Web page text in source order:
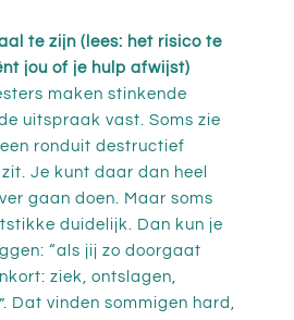
te zijn (lees: het risico te
jou of je hulp afwijst)
maken stinkende
uitspraak vast. Soms zie
ronduit destructief
Je kunt daar dan heel
gaan doen. Maar soms
duidelijk. Dan kun je
“als jij zo doorgaat
ziek, ontslagen,
Dat vinden sommigen hard,